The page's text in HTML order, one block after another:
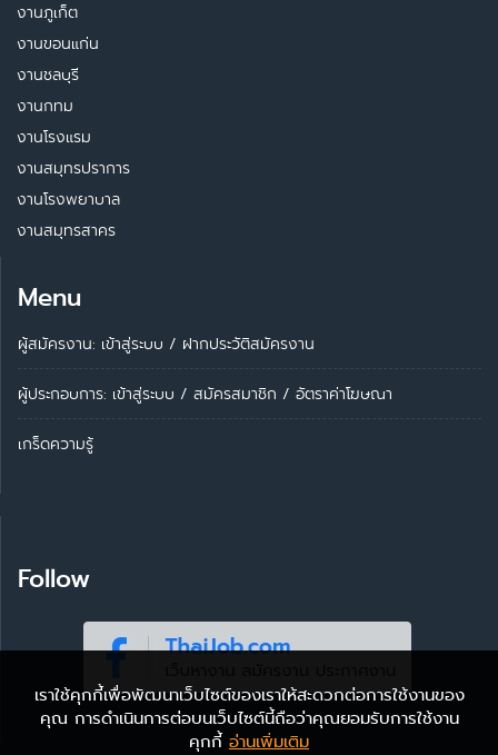
งานภูเก็ต
งานขอนแก่น
งานชลบุรี
งานกทม
งานโรงแรม
งานสมุทรปราการ
งานโรงพยาบาล
งานสมุทรสาคร
Menu
ผู้สมัครงาน: เข้าสู่ระบบ / ฝากประวัติสมัครงาน
ผู้ประกอบการ: เข้าสู่ระบบ / สมัครสมาชิก / อัตราค่าโฆษณา
เกร็ดความรู้
Follow
เราใช้คุกกี้เพื่อพัฒนาเว็บไซต์ของเราให้สะดวกต่อการใช้งานของ
คุณ การดำเนินการต่อบนเว็บไซต์นี้ถือว่าคุณยอมรับการใช้งาน
คุกกี้ อ่านเพิ่มเติม